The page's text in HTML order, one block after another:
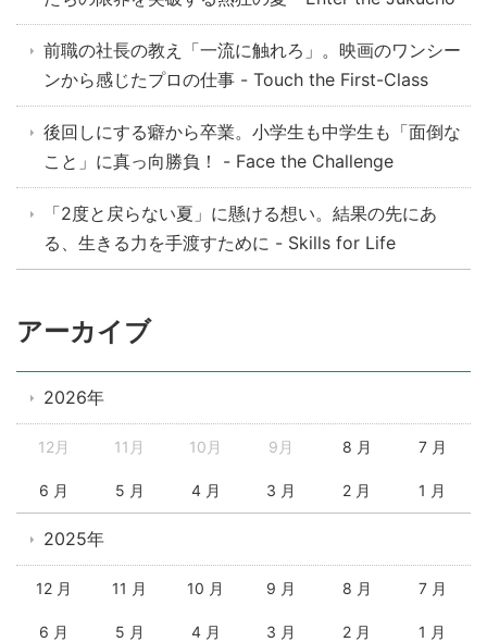
前職の社長の教え「一流に触れろ」。映画のワンシー
ンから感じたプロの仕事 - Touch the First-Class
後回しにする癖から卒業。小学生も中学生も「面倒な
こと」に真っ向勝負！ - Face the Challenge
「2度と戻らない夏」に懸ける想い。結果の先にあ
る、生きる力を手渡すために - Skills for Life
アーカイブ
2026年
12月 11月 10月 9月 8 月 7 月
6 月 5 月 4 月 3 月 2 月 1 月
2025年
12 月 11 月 10 月 9 月 8 月 7 月
6 月 5 月 4 月 3 月 2 月 1 月